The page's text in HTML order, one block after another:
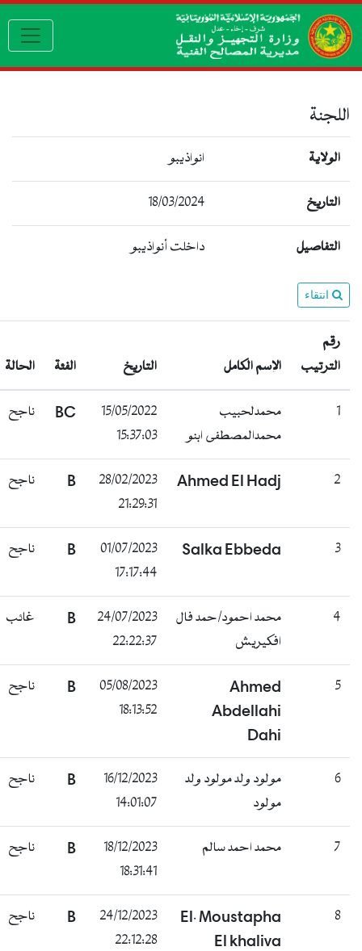
اللجنة
الولاية انواذيبو
التاريخ 18/03/2024
التفاصيل داخلت أنواذيبو
انتقاء
رقم
الترتيب
الإسم الكامل التاريخ الفئة الحالة
محمدلحبيب
محمدالمصطفى ابنو
15/05/2022
15:37:03
BC ناجح
2
Ahmed El Hadj
28/02/2023
21:29:31
B ناجح
3
Salka Ebbeda
01/07/2023
17:17:44
B ناجح
4
محمد احمود/حمد فال
افكيريش
24/07/2023
22:22:37
B غائب
5
Ahmed
Abdellahi
Dahi
05/08/2023
18:13:52
B ناجح
6
مولود ولد مولود ولد
مولود
16/12/2023
14:01:07
B ناجح
7 محمد احمد سالم
18/12/2023
18:31:41
B ناجح
8
El. Moustapha
El khaliva
24/12/2023
22:12:28
B ناجح